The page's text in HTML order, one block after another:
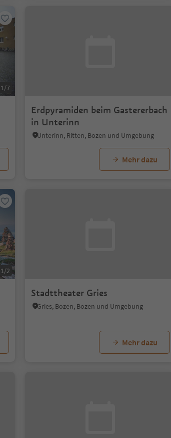
1/7
Erdpyramiden beim Gastererbach
in Unterinn
Unterinn, Ritten, Bozen und Umgebung
Mehr dazu
1/2
Stadttheater Gries
Gries, Bozen, Bozen und Umgebung
Mehr dazu